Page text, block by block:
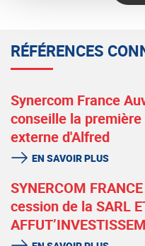
RÉFÉRENCES
Synercom France
conseille la
externe d'Alfred
EN SAVOIR PLUS
SYNERCOM
cession de la SARL